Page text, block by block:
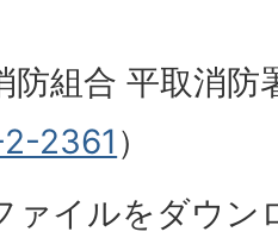
防組合 平取消防
2361 ）
ァイルをダウン